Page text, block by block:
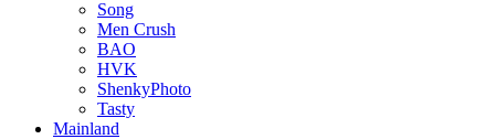
Song
Men Crush
BAO
HVK
ShenkyPhoto
Tasty
Mainland